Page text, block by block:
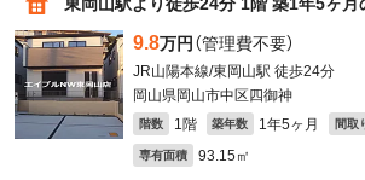
9.8万円 （管理費不要）
JR山陽本線/東岡山駅 徒歩24分
岡山県岡山市中区四御神
階数 1階 築年数 1年5ヶ月 間取
専有面積 93.15㎡